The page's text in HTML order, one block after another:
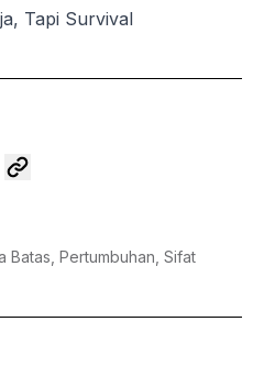
Tapi Survival
Batas, Pertumbuhan, Sifat